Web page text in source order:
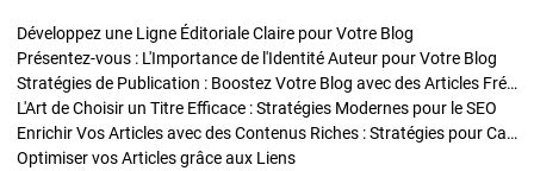
Développez une Ligne Éditoriale Claire pour Votre Blog
Présentez-vous : L'Importance de l'Identité Auteur pour Votre Blog
Stratégies de Publication : Boostez Votre Blog avec des Articles Fréquents et Exclusifs
L'Art de Choisir un Titre Efficace : Stratégies Modernes pour le SEO
Enrichir Vos Articles avec des Contenus Riches : Stratégies pour Captiver et Optimiser
Optimiser vos Articles grâce aux Liens